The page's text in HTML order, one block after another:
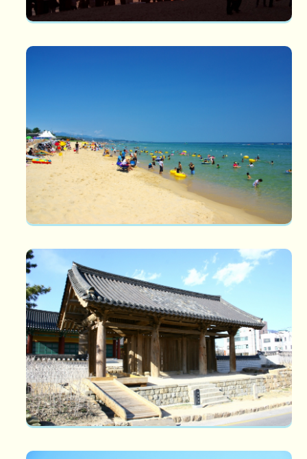
주문진해변 백사장길이 700m, 면적 9,608㎡로, 수심이 얕고 바닷
물이 맑아 조개를 잡을 수 있는 단체...
임영관 삼문
임영관 삼문(국보 제51호) 고려 태조19(936)년에 창건된 강릉부
객사가 있던 터의 대문으로, 객사 건...